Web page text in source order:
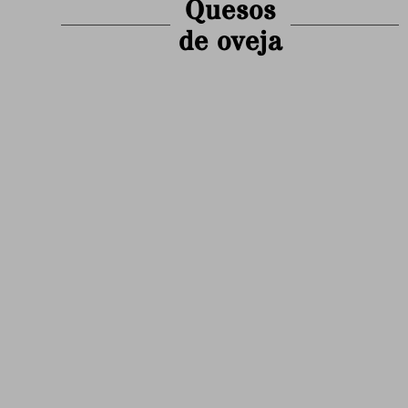
Quesos
de oveja